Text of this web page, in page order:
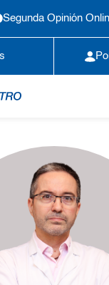
Segunda Opinión